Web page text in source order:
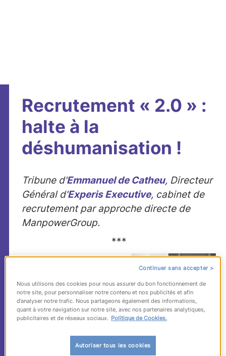
Recrutement « 2.0 » :
halte à la
déshumanisation !
Tribune d'Emmanuel de Catheu, Directeur
Général d'Experis Executive, cabinet de
recrutement par approche directe de
ManpowerGroup.
***
"Les recruteurs sont
d’extinction.
C’est le message qui
semble m’être adressé
au quotidien. Ici, je lis
que si aujourd’hui 95%
Continuer sans accepter >
Nous utilisons des cookies pour nous assurer du bon fonctionnement de
notre site, pour personnaliser notre contenu et nos publicités et afin
d’analyser notre trafic. Nous partageons également des informations,
quant à votre navigation sur notre site, avec nos partenaires analytiques,
publicitaires et de réseaux sociaux. Politique de Cookies.
Autoriser tous les cookies